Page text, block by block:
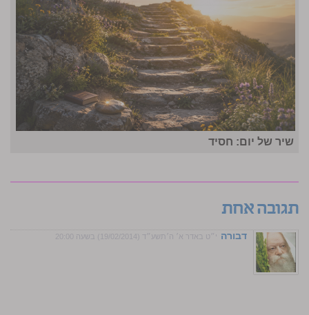
שיר של יום: חסיד
תגובה אחת
דבורה י״ט באדר א׳ ה׳תשע״ד (19/02/2014) בשעה 20:00